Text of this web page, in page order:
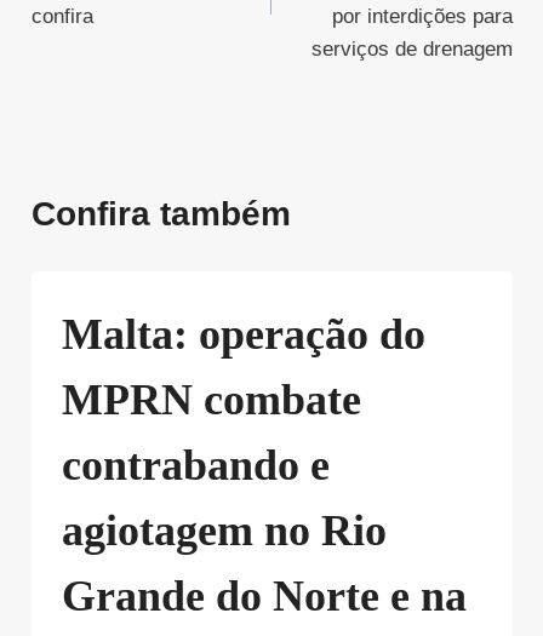
confira
por interdições para
serviços de drenagem
Confira também
Malta: operação do
MPRN combate
contrabando e
agiotagem no Rio
Grande do Norte e na